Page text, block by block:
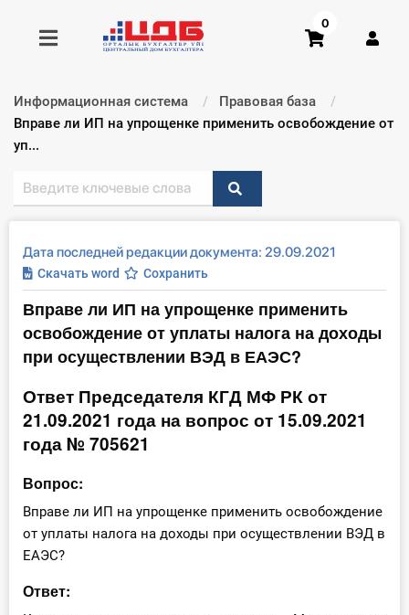
Получить консультацию
Главная ИС
Формы
Консультации
Правовая база
Библиотека бухгалтера
Инструменты
Вебинары
Справочник бухгалтера
0
Информационная система
Правовая база
Текущий:
Вправе ли ИП на упрощенке применить освобождение от
уп...
Дата последней редакции документа: 29.09.2021
Скачать word Сохранить
Вправе ли ИП на упрощенке применить
освобождение от уплаты налога на доходы
при осуществлении ВЭД в ЕАЭС?
Ответ Председателя КГД МФ РК от
21.09.2021 года на вопрос от 15.09.2021
года № 705621
Вопрос:
Вправе ли ИП на упрощенке применить освобождение
от уплаты налога на доходы при осуществлении ВЭД в
ЕАЭС?
Ответ: